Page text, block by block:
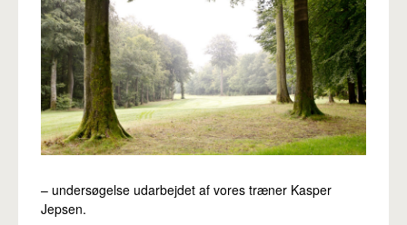
Pro
– undersøgelse udarbejdet af vores træner Kasper
Jepsen.